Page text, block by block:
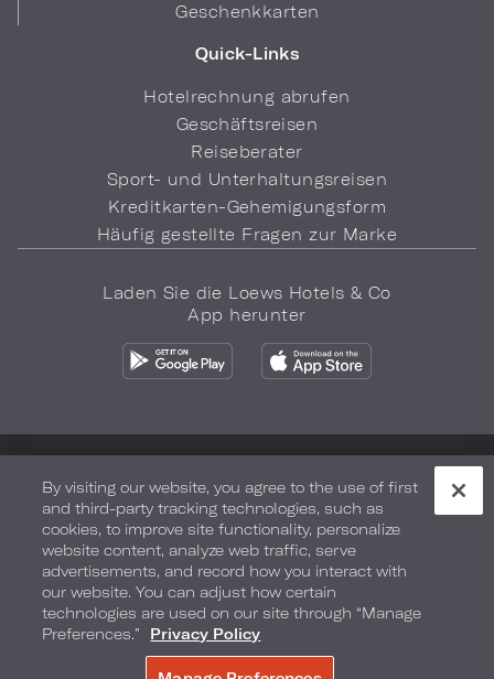
Geschenkkarten
Quick-Links
Hotelrechnung abrufen
Geschäftsreisen
Reiseberater
Sport- und Unterhaltungsreisen
Kreditkarten-Gehemigungsform
Häufig gestellte Fragen zur Marke
Laden Sie die Loews Hotels & Co
App herunter
Sicherheit und Gesundheit Nutzungsbedingungen
Barrierefreiheit Sitemap Ihre Datenschutzoptionen
COPYRIGHT 2026.LOEWS HOTELS & CO
By visiting our website, you agree to the use of first
and third-party tracking technologies, such as
cookies, to improve site functionality, personalize
website content, analyze web traffic, serve
advertisements, and record how you interact with
our website. You can adjust how certain
technologies are used on our site through “Manage
Preferences.”
Privacy Policy